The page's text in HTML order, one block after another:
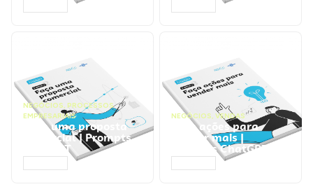
NEGÓCIOS, PROCESSOS
EMPRESARIAIS
Faça uma proposta
comercial | Prompts
ChatGPT
NEGÓCIOS, VENDAS
Faça ações para
vender mais |
Prompts ChatGPT